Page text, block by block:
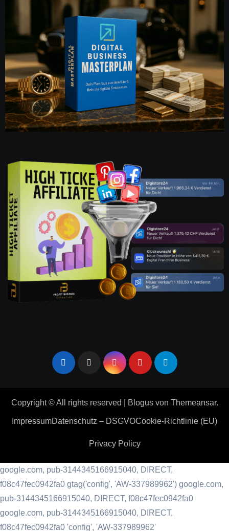
Copyright © All rights reserved Blogusvon Themeansar.
ImpressumDatenschutz – DSGVOCookie-Richtlinie (EU)
Privacy Policy
google.com, pub-3144345166915040, DIRECT,
f08c47fec0942fa0 gtag('config', 'AW-337989962') google.com,
pub-3144345166915040, DIRECT, f08c47fec0942fa0
google.com, pub-3144345166915040, DIRECT,
f08c47fec0942fa0 'config', 'AW-337989962'